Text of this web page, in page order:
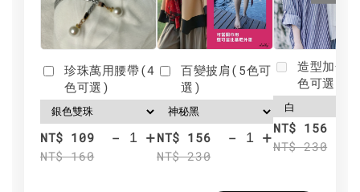
珍珠萬用腰帶(4
色可選)
NT$ 109
NT$ 160
- +
百變披肩(5色可
選)
NT$ 156
NT$ 230
- +
造型加分
色可選)
NT$ 156
NT$ 230